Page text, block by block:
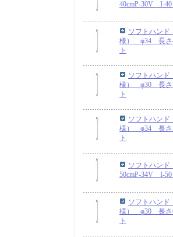
40cmP-30V I-
ソフトハン
様） φ34 長さ
ト
ソフトハン
様） φ30 長さ
ト
ソフトハン
様） φ34 長さ
ト
ソフトハン
50cmP-34V I-
ソフトハン
様） φ30 長さ
ト